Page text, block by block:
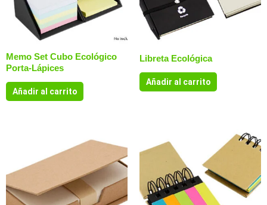
Memo Set Cubo Ecológico
Porta-Lápices
Añadir al carrito
Libreta Ecológica
Añadir al carrito